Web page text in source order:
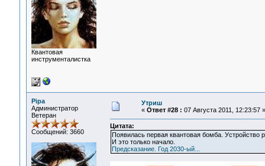
Квантовая
инструменталистка
Pipa
Администратор
Ветеран
Сообщений: 3660
Утриш
« Ответ #28 : 07 Августа 2011, 12:23:57 »
Цитата:
Появилась первая квантовая бомба.
И это только начало.
Предсказание. Год 2030-ый...